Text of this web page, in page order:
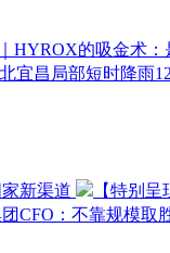
HYROX的吸金术：
宜昌局部短时降雨
新渠道 【特别
团CFO：不靠规模取